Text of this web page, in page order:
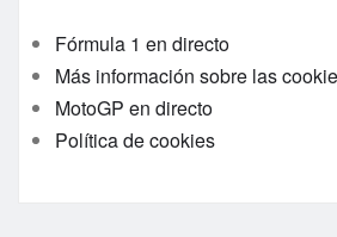
Fórmula 1 en directo
Más información sobre las
MotoGP en directo
Política de cookies